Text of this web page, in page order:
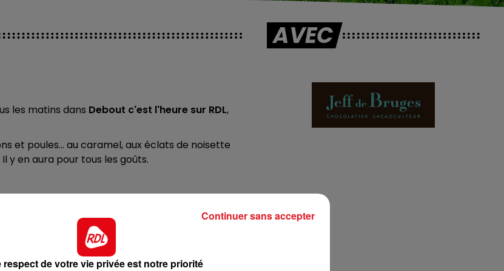
RDL WEEKEND
7h00 - 10h00
RDL WEEK-END
les matins dans Debout c'est l'heure sur RDL,
et poules... au caramel, aux éclats de noisette
y en aura pour tous les goûts.
par téléphone si vous êtes tiré(e) au sort.
AVEC
respect de votre vie privée est notre priorité
Continuer sans accepter